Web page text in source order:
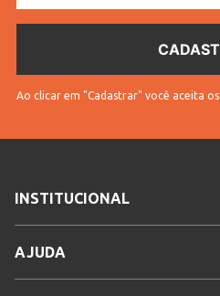
Ao clicar em "Cadastrar" você aceita os
INSTITUCIONAL
AJUDA